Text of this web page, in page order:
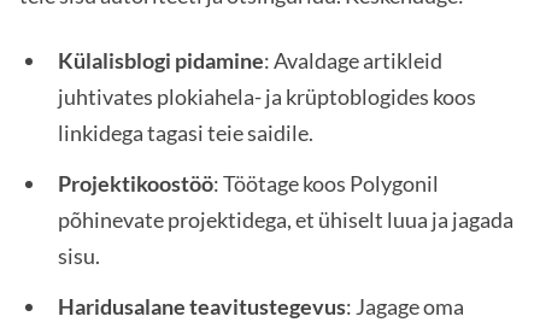
Külalisblogi pidamine: Avaldage artikleid
juhtivates plokiahela- ja krüptoblogides koos
linkidega tagasi teie saidile.
Projektikoostöö: Töötage koos Polygonil
põhinevate projektidega, et ühiselt luua ja jagada
sisu.
Haridusalane teavitustegevus: Jagage oma